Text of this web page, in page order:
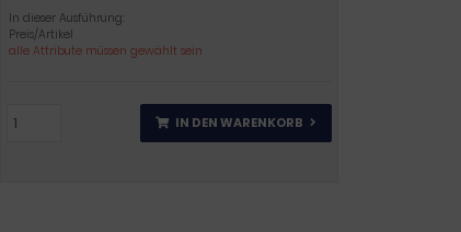
In dieser Ausführung:
Preis/Artikel
alle Attribute müssen gewählt sein
IN DEN WARENKORB